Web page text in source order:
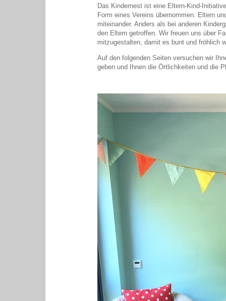
Das Kindernest ist eine Eltern-Kind-
Form eines Vereins übernommen. Eltern
miteinander. Anders als bei anderen
den Eltern getroffen. Wir freuen uns über
mitzugestalten, damit es bunt und fröhlich
Auf den folgenden Seiten versuchen wir
geben und Ihnen die Örtlichkeiten und die